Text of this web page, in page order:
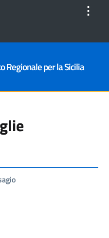
⋮
Regionale per la Sicilia